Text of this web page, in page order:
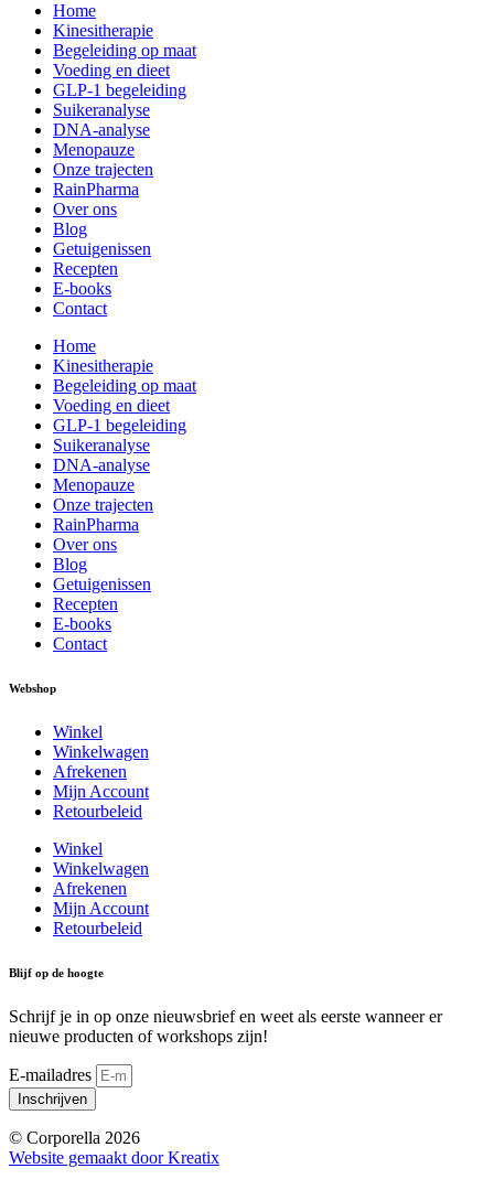
Home
Kinesitherapie
Begeleiding op maat
Voeding en dieet
GLP-1 begeleiding
Suikeranalyse
DNA-analyse
Menopauze
Onze trajecten
RainPharma
Over ons
Blog
Getuigenissen
Recepten
E-books
Contact
Home
Kinesitherapie
Begeleiding op maat
Voeding en dieet
GLP-1 begeleiding
Suikeranalyse
DNA-analyse
Menopauze
Onze trajecten
RainPharma
Over ons
Blog
Getuigenissen
Recepten
E-books
Contact
Webshop
Winkel
Winkelwagen
Afrekenen
Mijn Account
Retourbeleid
Winkel
Winkelwagen
Afrekenen
Mijn Account
Retourbeleid
Blijf op de hoogte
Schrijf je in op onze nieuwsbrief en weet als eerste wanneer er
nieuwe producten of workshops zijn!
E-mailadres
Inschrijven
© Corporella 2026
Website gemaakt door Kreatix